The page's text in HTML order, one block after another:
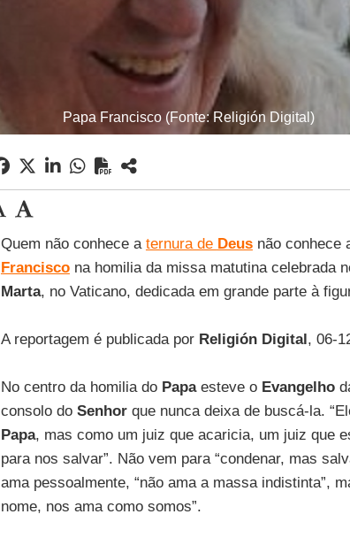
Papa Francisco (Fonte: Religión Digital)
Quem não conhece a ternura de Deusnão conhece
Franciscona homilia da missa matutina celebrada
Marta, no Vaticano, dedicada em grande parte à
A reportagem é publicada por Religión Digital, 06-
No centro da homilia do Papaesteve o Evangelho
consolo do Senhorque nunca deixa de buscá-la.
Papa, mas como um juiz que acaricia, um juiz que
para nos salvar”. Não vem para “condenar, mas
ama pessoalmente, “não ama a massa indistinta”,
nome, nos ama como somos”.